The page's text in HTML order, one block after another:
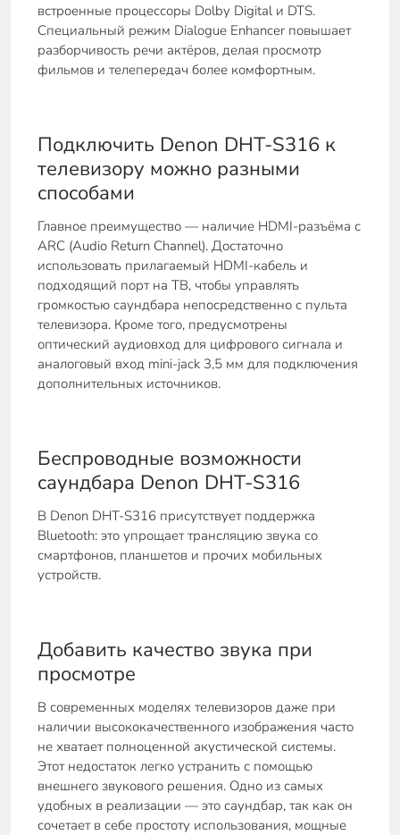
встроенные процессоры Dolby Digital и DTS.
Специальный режим Dialogue Enhancer повышает
разборчивость речи актёров, делая просмотр
фильмов и телепередач более комфортным.
Подключить Denon DHT-S316 к
телевизору можно разными
способами
Главное преимущество — наличие HDMI-разъёма с
ARC (Audio Return Channel). Достаточно
использовать прилагаемый HDMI-кабель и
подходящий порт на ТВ, чтобы управлять
громкостью саундбара непосредственно с пульта
телевизора. Кроме того, предусмотрены
оптический аудиовход для цифрового сигнала и
аналоговый вход mini-jack 3,5 мм для подключения
дополнительных источников.
Беспроводные возможности
саундбара Denon DHT-S316
В Denon DHT-S316 присутствует поддержка
Bluetooth: это упрощает трансляцию звука со
смартфонов, планшетов и прочих мобильных
устройств.
Добавить качество звука при
просмотре
В современных моделях телевизоров даже при
наличии высококачественного изображения часто
не хватает полноценной акустической системы.
Этот недостаток легко устранить с помощью
внешнего звукового решения. Одно из самых
удобных в реализации — это саундбар, так как он
сочетает в себе простоту использования, мощные